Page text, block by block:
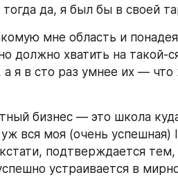
да, я был бы в своей
мне область и
должно хватить на такой-
а я в сто раз умнее их —
бизнес — это школа
вся моя (очень
подтверждается
устраивается в